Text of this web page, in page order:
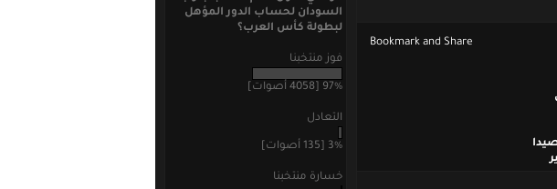
السودان لحساب الدور المؤهل
لبطولة كأس العرب؟
فوز منتخبنا
97% [4058 أصوات]
التعادل
3% [135 أصوات]
خسارة منتخبنا